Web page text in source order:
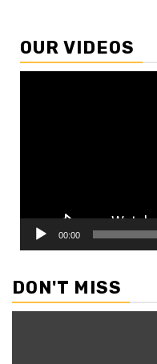
OUR VIDEOS
00:00
DON'T MISS